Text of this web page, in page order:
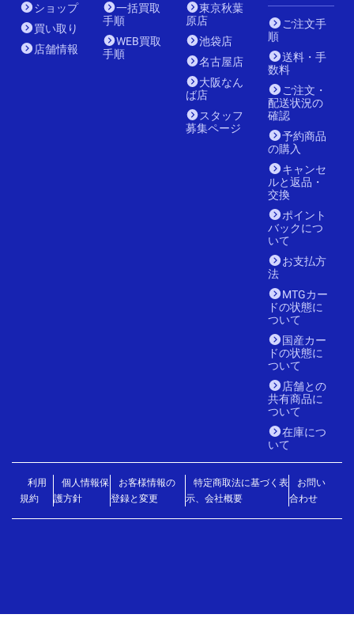
ショップ
買い取り
店舗情報
一括買取
手順
WEB買取
手順
東京秋葉
原店
池袋店
名古屋店
大阪なん
ば店
スタッフ
募集ページ
ご注文手
順
送料・手
数料
ご注文・
配送状況の
確認
予約商品
の購入
キャンセ
ルと返品・
交換
ポイント
バックにつ
いて
お支払方
法
MTGカー
ドの状態に
ついて
国産カー
ドの状態に
ついて
店舗との
共有商品に
ついて
在庫につ
いて
利用
規約
個人情報保
護方針
お客様情報の
登録と変更
特定商取法に基づく表
示、会社概要
お問い
合わせ